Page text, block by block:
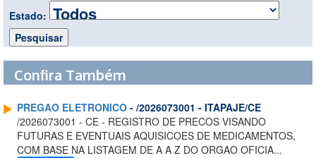
Estado:
Confira Também
PREGAO ELETRONICO - /2026073001 - ITAPAJE/CE
/2026073001 - CE - REGISTRO DE PRECOS VISANDO
FUTURAS E EVENTUAIS AQUISICOES DE MEDICAMENTOS,
COM BASE NA LISTAGEM DE A A Z DO ORGAO OFICIA...